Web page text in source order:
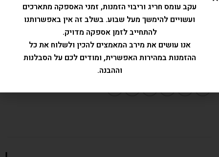
הוספה לסל
עקב עומס חריג וריבוי הזמנות, זמני האספקה מתארכים
ועשויים להימשך מעל שבוע. בשלב זה אין באפשרותנו
להתחייב לזמן אספקה מדויק.
אנו עושים את מירב המאמצים להכין ולשלוח את כל
ההזמנות במהירות האפשרית, ומודים לכם על הסבלנות
וההבנה.